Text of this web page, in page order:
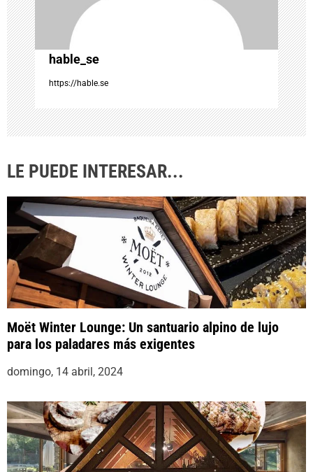
e
n
t
r
a
s
hable_se
https://hable.se
LE PUEDE INTERESAR...
Moët Winter Lounge: Un santuario alpino de lujo
para los paladares más exigentes
domingo, 14 abril, 2024